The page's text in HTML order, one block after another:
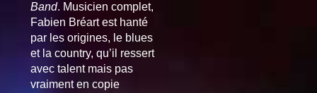
Band. Musicien complet,
Fabien Bréart est hanté
par les origines, le blues
et la country, qu’il ressert
avec talent mais pas
vraiment en copie